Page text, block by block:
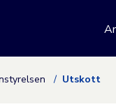
Utskott